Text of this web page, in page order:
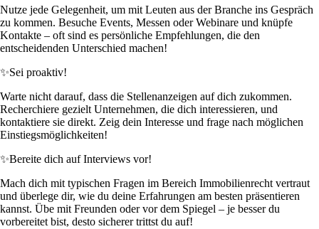
Nutze jede Gelegenheit, um mit Leuten aus der Branche ins Gespräch
zu kommen. Besuche Events, Messen oder Webinare und knüpfe
Kontakte – oft sind es persönliche Empfehlungen, die den
entscheidenden Unterschied machen!
✨Sei proaktiv!
Warte nicht darauf, dass die Stellenanzeigen auf dich zukommen.
Recherchiere gezielt Unternehmen, die dich interessieren, und
kontaktiere sie direkt. Zeig dein Interesse und frage nach möglichen
Einstiegsmöglichkeiten!
✨Bereite dich auf Interviews vor!
Mach dich mit typischen Fragen im Bereich Immobilienrecht vertraut
und überlege dir, wie du deine Erfahrungen am besten präsentieren
kannst. Übe mit Freunden oder vor dem Spiegel – je besser du
vorbereitet bist, desto sicherer trittst du auf!